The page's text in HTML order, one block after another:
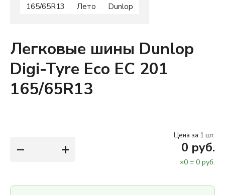
165/65R13 Лето Dunlop
Легковые шины Dunlop
Digi-Tyre Eco EC 201
165/65R13
− +
Цена за 1 шт.
0 руб.
×0 = 0 руб.